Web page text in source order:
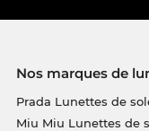
Nos marques de
Prada Lunettes de
Miu Miu Lunettes de